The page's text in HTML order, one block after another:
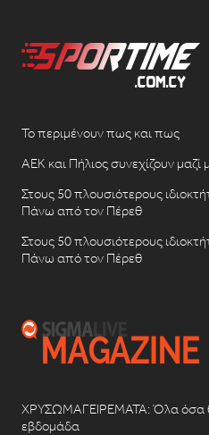
Το περιμένουν πως και πως
ΑΕΚ και Πήλιος συνεχίζουν μαζί
Στους 50 πλουσιότερους
Πάνω από τον Πέρεθ
Στους 50 πλουσιότερους
Πάνω από τον Πέρεθ
ΧΡΥΣΩΜΑΓΕΙΡΕΜΑΤΑ: Όλα όσα
εβδομάδα